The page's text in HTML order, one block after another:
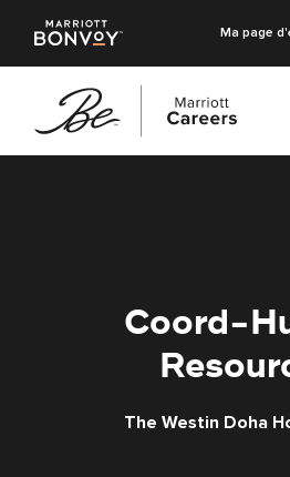
Ma page
Coord-
The Westin Doha